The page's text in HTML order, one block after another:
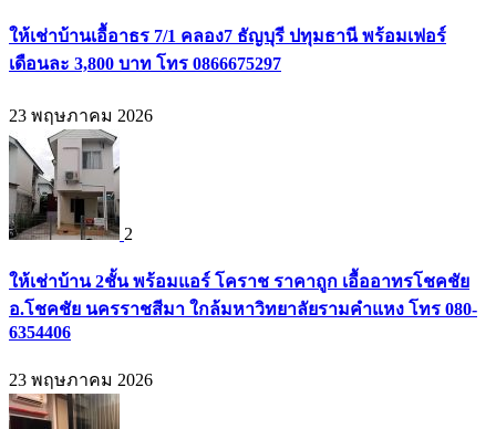
ให้เช่าบ้านเอื้อาธร 7/1 คลอง7 ธัญบุรี ปทุมธานี พร้อมเฟอร์
เดือนละ 3,800 บาท โทร 0866675297
23 พฤษภาคม 2026
2
ให้เช่าบ้าน 2ชั้น พร้อมแอร์ โคราช ราคาถูก เอื้ออาทรโชคชัย
อ.โชคชัย นครราชสีมา ใกล้มหาวิทยาลัยรามคำแหง โทร 080-
6354406
23 พฤษภาคม 2026